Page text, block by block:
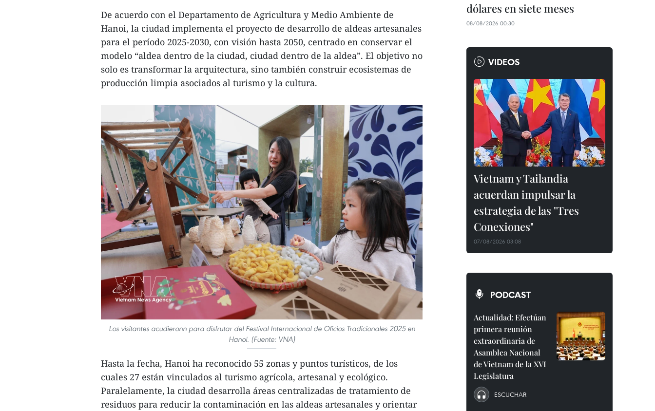
De acuerdo con el Departamento de Agricultura y Medio Ambiente de
Hanoi, la ciudad implementa el proyecto de desarrollo de aldeas artesanales
para el período 2025-2030, con visión hasta 2050, centrado en conservar el
modelo “aldea dentro de la ciudad, ciudad dentro de la aldea”. El objetivo no
solo es transformar la arquitectura, sino también construir ecosistemas de
producción limpia asociados al turismo y la cultura.
Los visitantes acudieronn para disfrutar del Festival Internacional de Oficios Tradicionales 2025 en
Hanoi. (Fuente: VNA)
Hasta la fecha, Hanoi ha reconocido 55 zonas y puntos turísticos, de los
cuales 27 están vinculados al turismo agrícola, artesanal y ecológico.
Paralelamente, la ciudad desarrolla áreas centralizadas de tratamiento de
residuos para reducir la contaminación en las aldeas artesanales y orientar
dólares en siete meses
08/08/2026 00:30
VIDEOS
Vietnam y Tailandia
acuerdan impulsar la
estrategia de las "Tres
Conexiones"
07/08/2026 03:08
PODCAST
Actualidad: Efectúan
primera reunión
extraordinaria de
Asamblea Nacional
de Vietnam de la XVI
Legislatura
ESCUCHAR